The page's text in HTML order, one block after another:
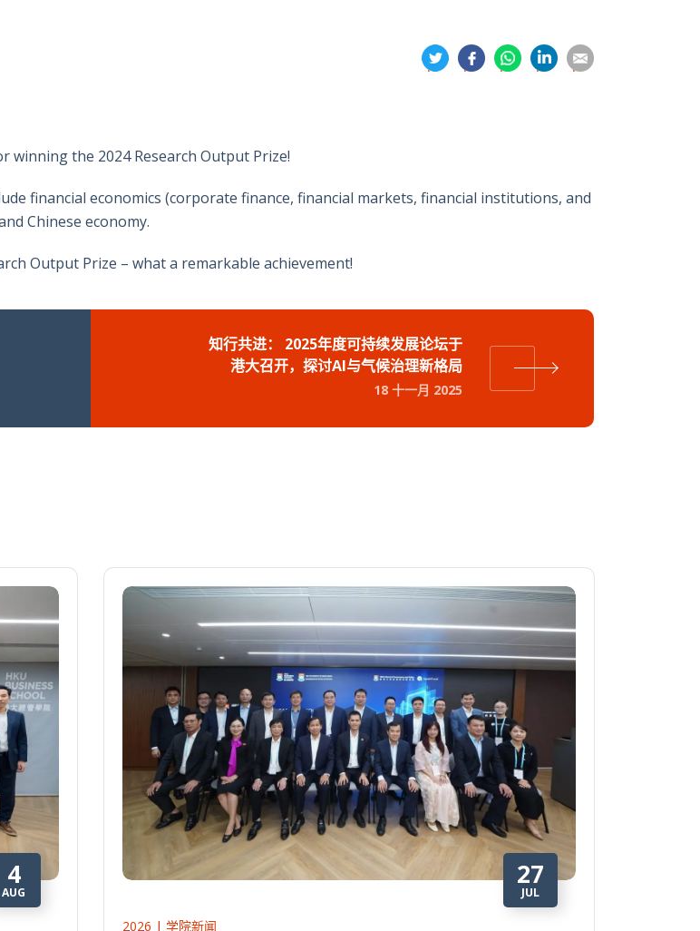
分
享
分
享
分
享
享
享
winning the 2024 Research Output Prize!
financial economics (corporate finance, financial markets, financial institutions, and
Chinese economy.
Output Prize – what a remarkable achievement!
知行共进： 2025年度可持续发展论坛于
港大召开，探讨AI与气候治理新格局
18 十一月 2025
4
AUG
27
JUL
2026 | 学院新闻